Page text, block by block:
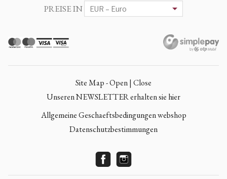
PREISE IN
Site Map - Open | Close
Unseren NEWSLETTER erhalten sie hier
Allgemeine Geschaeftsbedingungen webshop
Datenschutzbestimmungen